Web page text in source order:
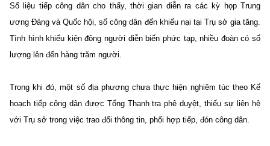
Số liệu tiếp công dân cho thấy, thời gian diễn ra các kỳ họp Trung
ương Đảng và Quốc hội, số công dân đến khiếu nại tại Trụ sở gia tăng.
Tình hình khiếu kiện đông người diễn biến phức tạp, nhiều đoàn có số
lượng lên đến hàng trăm người.
Trong khi đó, một số địa phương chưa thực hiện nghiêm túc theo Kế
hoạch tiếp công dân được Tổng Thanh tra phê duyệt, thiếu sự liên hệ
với Trụ sở trong việc trao đổi thông tin, phối hợp tiếp, đón công dân.